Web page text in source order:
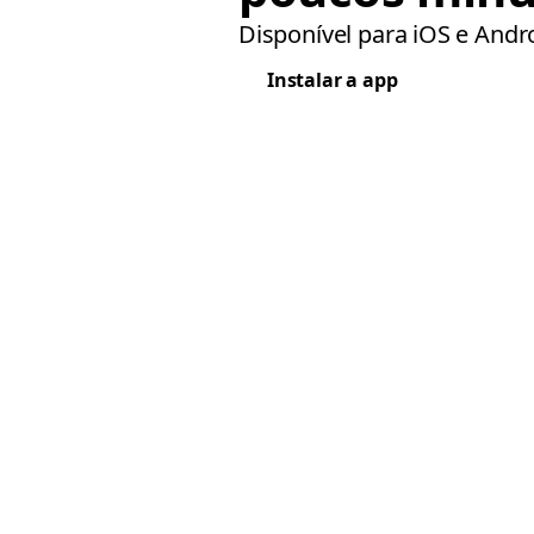
Disponível para iOS e
Instalar a app